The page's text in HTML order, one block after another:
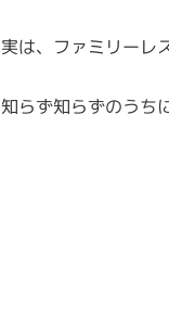
実は、ファミリーレ
知らず知らずのうち